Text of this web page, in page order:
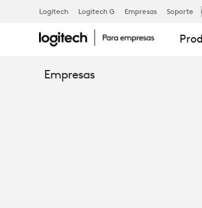
ESTUDIO
DE
Logitech Logitech G Empresas Soporte
Empresas